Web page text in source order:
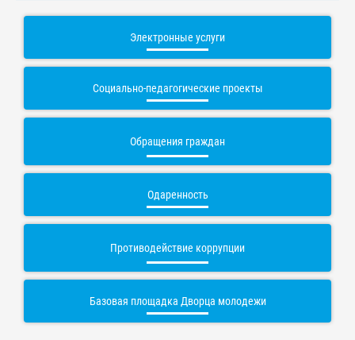
Электронные услуги
Социально-педагогические проекты
Обращения граждан
Одаренность
Противодействие коррупции
Базовая площадка Дворца молодежи